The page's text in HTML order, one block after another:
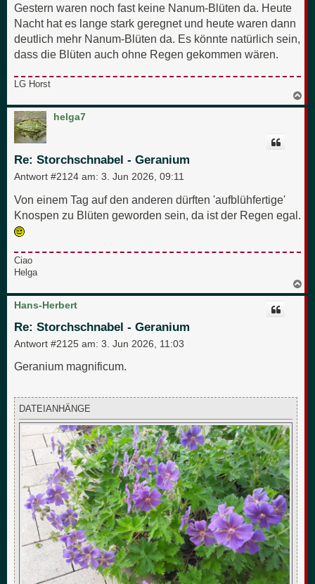
Gestern waren noch fast keine Nanum-Blüten da. Heute
Nacht hat es lange stark geregnet und heute waren dann
deutlich mehr Nanum-Blüten da. Es könnte natürlich sein,
dass die Blüten auch ohne Regen gekommen wären.
LG Horst
a
helga7
Re: Storchschnabel - Geranium
Antwort #2124 am: 3. Jun 2026, 09:11
Von einem Tag auf den anderen dürften 'aufblühfertige'
Knospen zu Blüten geworden sein, da ist der Regen egal.
Ciao
Helga
a
Hans-Herbert
Re: Storchschnabel - Geranium
Antwort #2125 am: 3. Jun 2026, 11:03
Geranium magnificum.
DATEIANHÄNGE